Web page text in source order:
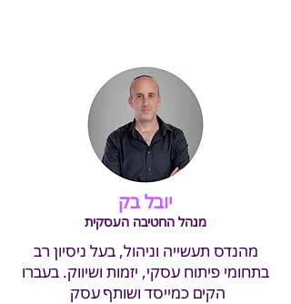
יובל בק
מנהל החטיבה העסקית
מהנדס תעשייה וניהול, בעל ניסיון רב
בתחומי פיתוח עסקי, יזמות ושיווק. בעברו
הקים כמייסד ושותף עסק